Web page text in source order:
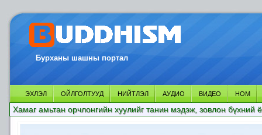
Бурханы шашны портал
ЭХЛЭЛ ОЙЛГОЛТУУД НИЙТЛЭЛ АУДИО ВИДЕО НОМ
Хамаг амьтан орчлонгийн хуулийг танин мэдэж, зовлон бүхний